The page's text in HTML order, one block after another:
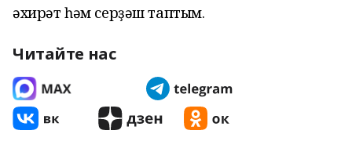
әхирәт һәм серҙәш таптым.
Читайте нас